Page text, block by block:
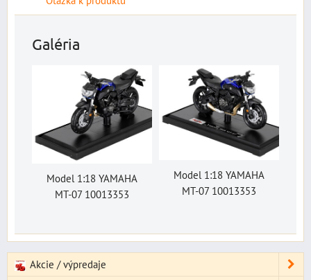
Galéria
Model 1:18 YAMAHA
MT-07 10013353
Model 1:18 YAMAHA
MT-07 10013353
Akcie / výpredaje